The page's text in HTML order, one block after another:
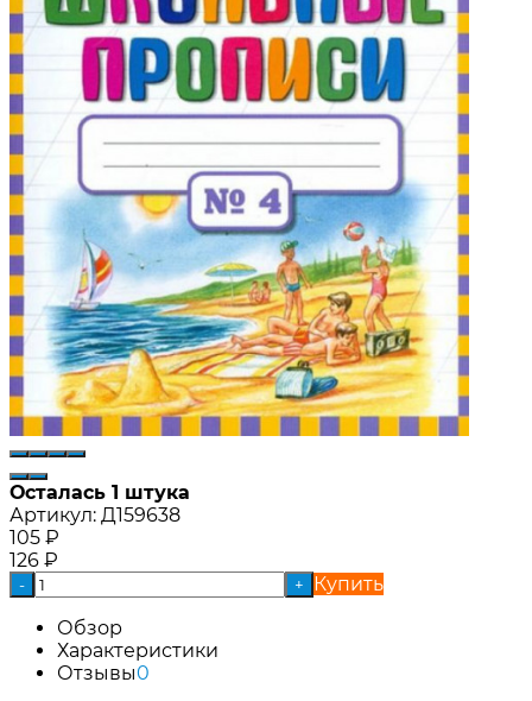
Осталась 1 штука
Артикул: Д159638
105 ₽
126 ₽
- +
Купить
Обзор
Характеристики
Отзывы0